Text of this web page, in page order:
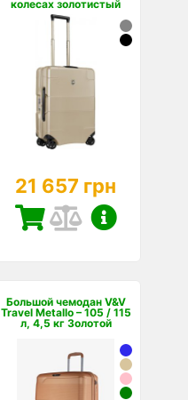
колесах золотистый
21 657 грн
Большой чемодан V&V
Travel Metallo – 105 / 115
л, 4,5 кг Золотой